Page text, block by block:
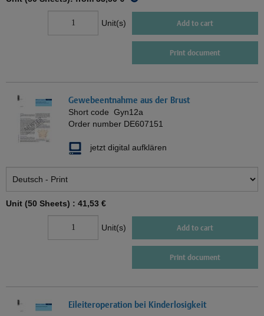
Unit(s) Add to cart
Print document
Gewebeentnahme aus der Brust
Short code Gyn12a
Order number DE607151
jetzt digital aufklären
Unit (50 Sheets) : 41,53 €
Unit(s) Add to cart
Print document
Eileiteroperation bei Kinderlosigkeit